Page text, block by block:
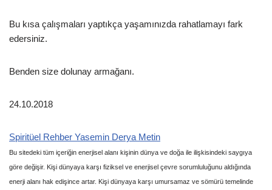
Bu kısa çalışmaları yaptıkça yaşamınızda rahatlamayı fark
edersiniz.
Benden size dolunay armağanı.
24.10.2018
Spiritüel Rehber Yasemin Derya Metin
Bu sitedeki tüm içeriğin enerjisel alanı kişinin dünya ve doğa ile ilişkisindeki saygıya
göre değişir. Kişi dünyaya karşı fiziksel ve enerjisel çevre sorumluluğunu aldığında
enerji alanı hak edişince artar. Kişi dünyaya karşı umursamaz ve sömürü temelinde